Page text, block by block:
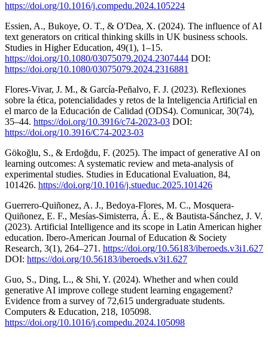
https://doi.org/10.1016/j.compedu.2024.105224
Essien, A., Bukoye, O. T., & O'Dea, X. (2024). The influence of AI
text generators on critical thinking skills in UK business schools.
Studies in Higher Education, 49(1), 1–15.
https://doi.org/10.1080/03075079.2024.2307444 DOI:
https://doi.org/10.1080/03075079.2024.2316881
Flores-Vivar, J. M., & García-Peñalvo, F. J. (2023). Reflexiones
sobre la ética, potencialidades y retos de la Inteligencia Artificial en
el marco de la Educación de Calidad (ODS4). Comunicar, 30(74),
35–44. https://doi.org/10.3916/c74-2023-03 DOI:
https://doi.org/10.3916/C74-2023-03
Gökoğlu, S., & Erdoğdu, F. (2025). The impact of generative AI on
learning outcomes: A systematic review and meta-analysis of
experimental studies. Studies in Educational Evaluation, 84,
101426. https://doi.org/10.1016/j.stueduc.2025.101426
Guerrero-Quiñonez, A. J., Bedoya-Flores, M. C., Mosquera-
Quiñonez, E. F., Mesías-Simisterra, Á. E., & Bautista-Sánchez, J. V.
(2023). Artificial Intelligence and its scope in Latin American higher
education. Ibero-American Journal of Education & Society
Research, 3(1), 264–271. https://doi.org/10.56183/iberoeds.v3i1.627
DOI: https://doi.org/10.56183/iberoeds.v3i1.627
Guo, S., Ding, L., & Shi, Y. (2024). Whether and when could
generative AI improve college student learning engagement?
Evidence from a survey of 72,615 undergraduate students.
Computers & Education, 218, 105098.
https://doi.org/10.1016/j.compedu.2024.105098